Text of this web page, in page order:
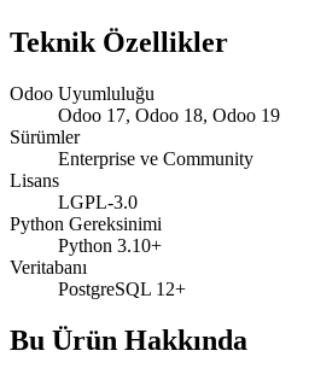
Teknik Özellikler
Odoo Uyumluluğu
Odoo 17, Odoo 18, Odoo 19
Sürümler
Enterprise ve Community
Lisans
LGPL-3.0
Python Gereksinimi
Python 3.10+
Veritabanı
PostgreSQL 12+
Bu Ürün Hakkında